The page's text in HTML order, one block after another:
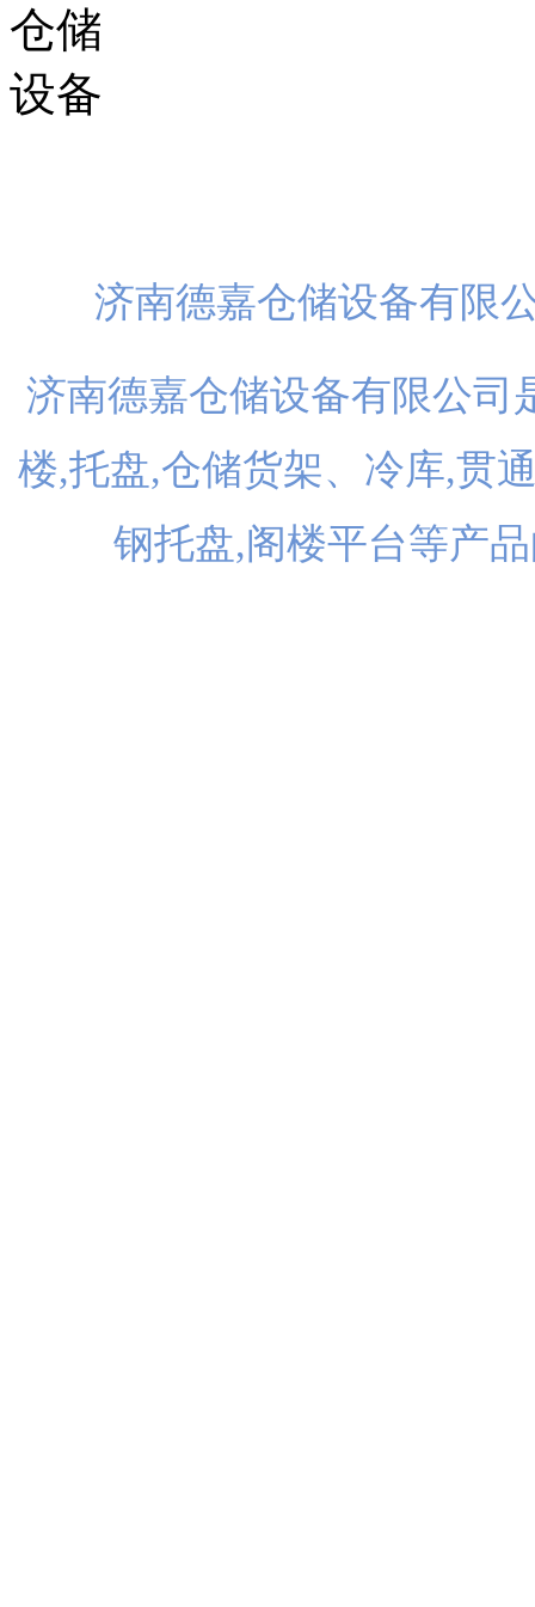
济南德嘉仓储设备有
济南德嘉仓储设备有限公司
楼,托盘,仓储货架、冷库,贯
钢托盘,阁楼平台等产